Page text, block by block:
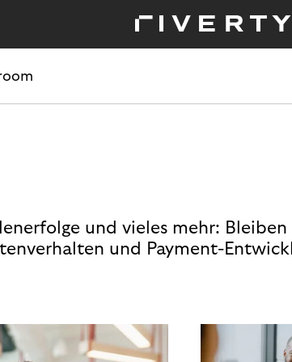
und vieles mehr:
und Payment-